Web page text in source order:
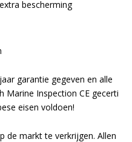
bescherming
garantie gegeven en alle
Marine Inspection CE gecerti
eisen voldoen!
de markt te verkrijgen. Allen